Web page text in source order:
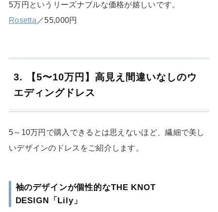
5万円というリーズナブルな価格が嬉しいです。
Rosetta ／55,000円
3. 【5〜10万円】高見え間違いなしのウ
エディングドレス
5～10万円で購入できるとは思えないほど、繊細で美し
いデザインのドレスをご紹介します。
袖のデザインが個性的なTHE KNOT
DESIGN「Lily」